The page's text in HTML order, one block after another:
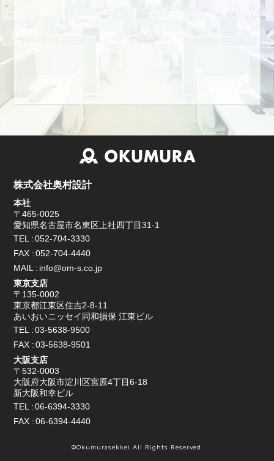
株式会社奥村設計
本社
〒465-0025
愛知県名古屋市名東区上社四丁目31-1
TEL
052-704-3330
FAX
052-704-4440
MAIL
info@om-s.co.jp
東京支店
〒135-0002
東京都江東区住吉2-8-11
あいおいニッセイ同和損保 江東ビル
TEL
03-5638-9500
FAX
03-5638-9501
大阪支店
〒532-0003
大阪府大阪市淀川区宮原4丁目6-18
新大阪和幸ビル
TEL
06-6394-3330
FAX
06-6394-4440
©Okumurasekkei All Rights Reserved.